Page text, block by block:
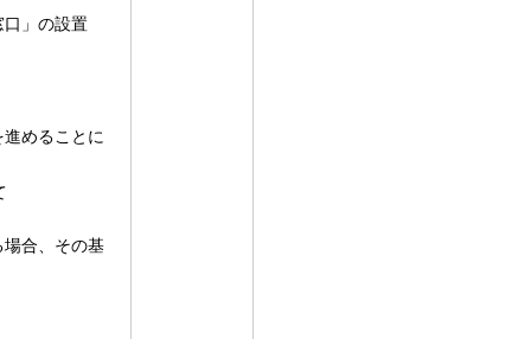
口」の設置
めることに
合、その基